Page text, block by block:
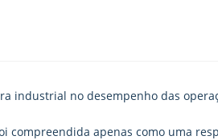
apenas como uma